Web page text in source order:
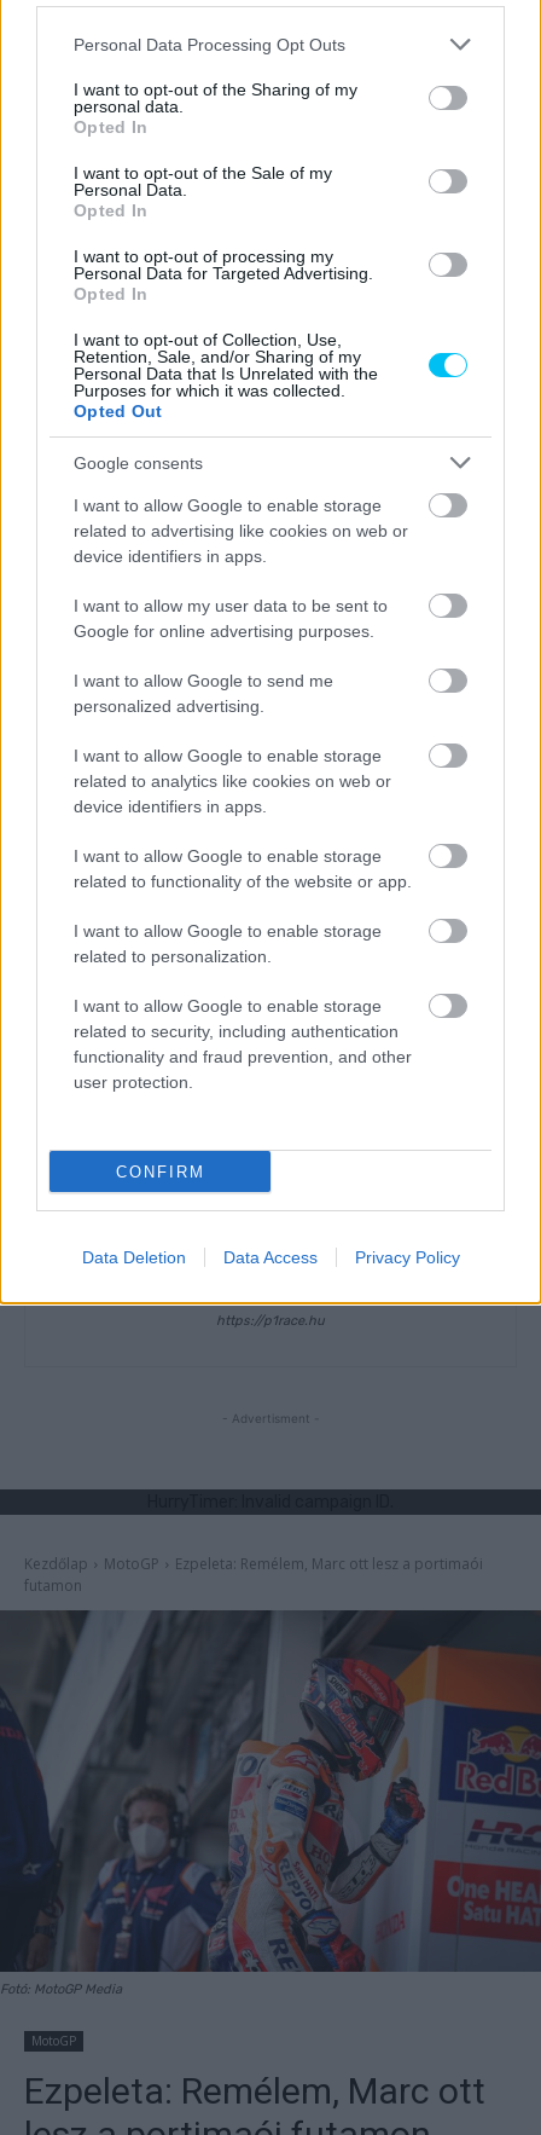
Please note that this website/app uses one or more Google
not limited to your visit or usage behaviour. You may click to
grant or deny consent to Google and its third-party tags to
use your data for below specified purposes in below Google
consent section.
Personal Data Processing Opt Outs
I want to opt-out of the Sharing of my
personal data.
Opted In
I want to opt-out of the Sale of my
Personal Data.
Opted In
I want to opt-out of processing my
Personal Data for Targeted Advertising.
Opted In
I want to opt-out of Collection, Use,
Retention, Sale, and/or Sharing of my
Personal Data that Is Unrelated with the
Purposes for which it was collected.
Opted Out
Google consents
I want to allow Google to enable storage
related to advertising like cookies on web or
device identifiers in apps.
I want to allow my user data to be sent to
Google for online advertising purposes.
I want to allow Google to send me
personalized advertising.
I want to allow Google to enable storage
related to analytics like cookies on web or
device identifiers in apps.
I want to allow Google to enable storage
related to functionality of the website or app.
I want to allow Google to enable storage
related to personalization.
I want to allow Google to enable storage
related to security, including authentication
functionality and fraud prevention, and other
user protection.
CONFIRM
Data Deletion Data Access Privacy Policy
Fotó: MotoGP Media
Valentino Rossi is hatalmas segítség volt a Ducati
versenyzőjének:„Valentino sokat segített nekem,
érettebb, segített abban, hogy okosabb legyek és
megértsem, mi a fontos”– mondta el a kilencszeres
világbajnokról a Moto2 2018-as bajnoka.
FORRÁS
speedweek.com
CIMKÉK
Francesco Bagnaia Lorenzo Baldassari
Valentino Rossi
VR46 Akadémia
Előző cikk
lesz a portimaói futamon
tanul a MotoGP-ben
https://p1race.hu
- Advertisment -